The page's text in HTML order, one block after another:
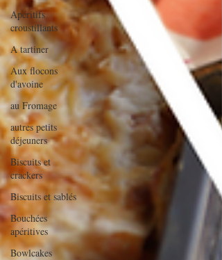
Apéritifs
croustillants
A tartiner
Aux flocons
d'avoine
au Fromage
autres petits
déjeuners
Biscuits et
crackers
Biscuits et sablés
Bouchées
apéritives
Bowlcakes